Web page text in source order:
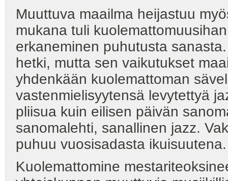
Muuttuva maailma heijastuu
mukana tuli
erkaneminen puhutusta
hetki, mutta sen vaikutukset
yhdenkään kuolemattoman
vastenmielisyytensä levytettyä
pliisua kuin eilisen päivän
sanomalehti, sanallinen jazz.
puhuu vuosisadasta ikuisuutena.
Kuolemattomine